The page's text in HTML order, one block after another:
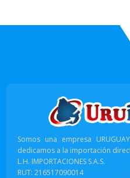
Somos una empresa
dedicamos a la importación
L.H. IMPORTACIONES S.A.S.
RUT: 216517090014